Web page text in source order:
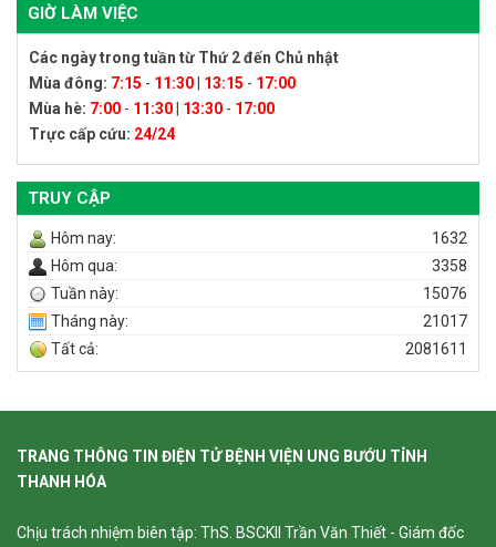
GIỜ LÀM VIỆC
Các ngày trong tuần từ Thứ 2 đến Chủ nhật
Mùa đông: 7:15 - 11:30 13:15 - 17:00
Mùa hè: 7:00 - 11:30 13:30 - 17:00
Trực cấp cứu: 24/24
TRUY CẬP
Hôm nay:
1632
Hôm qua:
3358
Tuần này:
15076
Tháng này:
21017
Tất cả:
2081611
TRANG THÔNG TIN ĐIỆN TỬ BỆNH VIỆN UNG BƯỚU TỈNH
THANH HÓA
Chịu trách nhiệm biên tập: ThS. BSCKII Trần Văn Thiết - Giám đốc